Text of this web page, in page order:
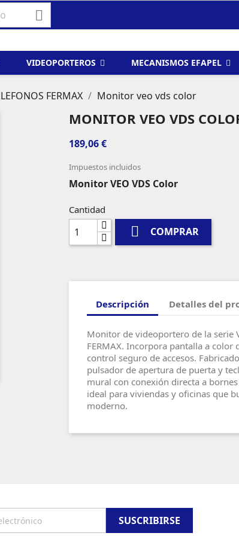

VIDEOPORTEROS MECANISMOS EFAPEL
FERMAX Monitor veo vds color
MONITOR VEO VDS
189,06 €
Impuestos incluidos
Monitor VEO VDS Color
Cantidad
 COMPRAR
Descripción Detalles del
Monitor de videoportero de la serie
FERMAX. Incorpora pantalla a
control seguro de accesos.
pulsador de apertura de puerta y
mural con conexión directa a
ideal para viviendas y oficinas que
moderno.